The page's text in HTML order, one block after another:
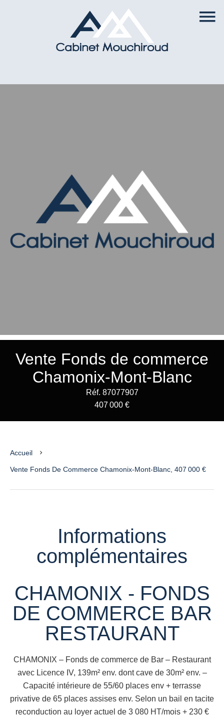
Vente Fonds de commerce
Chamonix-Mont-Blanc
Réf. 87077907
407 000 €
Accueil
Vente Fonds De Commerce Chamonix-Mont-Blanc, 407 000 €
Informations
complémentaires
CHAMONIX - FONDS
DE COMMERCE BAR
RESTAURANT
CHAMONIX – Fonds de commerce de Bar – Restaurant
avec Licence IV, 139m² env. dont cave de 30m² env. –
Capacité intérieure de 55/60 places env + terrasse
privative de 65 places assises env. Selon un bail en tacite
reconduction au loyer actuel de 3 080 HT/mois + 230 €